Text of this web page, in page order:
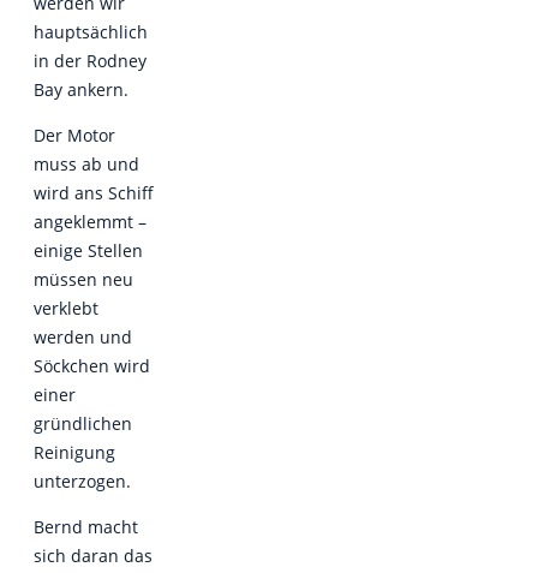
hauptsächlich
in der Rodney
Bay ankern.
Der Motor
muss ab und
wird ans Schiff
angeklemmt –
einige Stellen
müssen neu
verklebt
werden und
Söckchen wird
einer
gründlichen
Reinigung
unterzogen.
Bernd macht
sich daran das